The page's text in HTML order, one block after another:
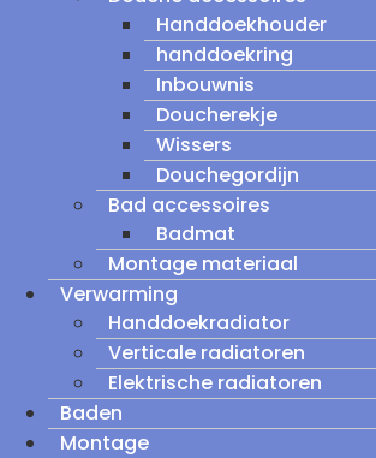
Handdoekhouder
handdoekring
Inbouwnis
Doucherekje
Wissers
Douchegordijn
Bad accessoires
Badmat
Montage materiaal
Verwarming
Handdoekradiator
Verticale radiatoren
Elektrische radiatoren
Baden
Montage